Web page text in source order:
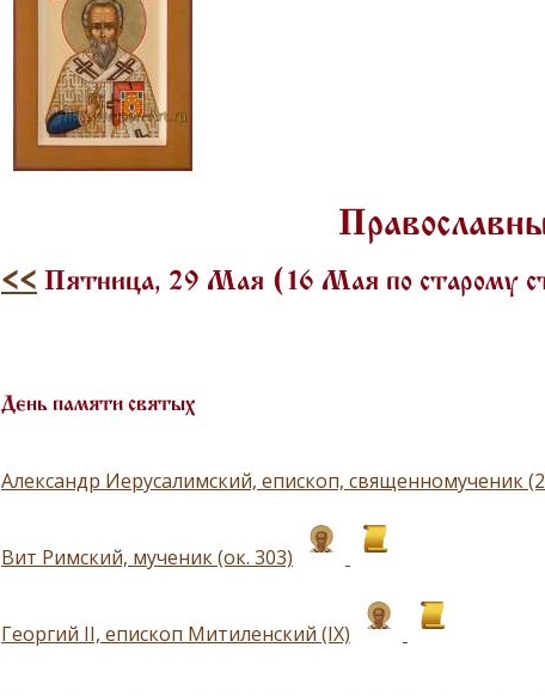
<< Пятница, 29 Мая (16 Мая по старому
День памяти святых
Александр Иерусалимский, епископ, священномученик
Вит Римский, мученик (ок. 303)
Георгий II, епископ Митиленский (IX)